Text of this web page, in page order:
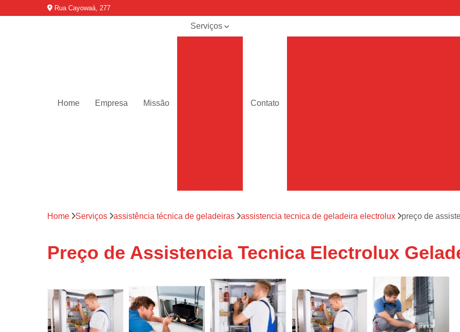
Rua Cayowaá, 277
Home Empresa Missão
Serviços
refrigeradores
técnica de
técnicas de
fogão
Assistências
técnicas de
microondas
Conserto de
máquinas de
Contato
Assistencia Tecnica
Assistencia Tecnica Ar
Assistencia Tecnica
Assistencia Tecnica de
Assistencia Tecnica
Home Serviços assistência técnica de geladeiras assistencia tecnica de geladeira electrolux preço de
Preço de Assistencia Tecnica Electrolux